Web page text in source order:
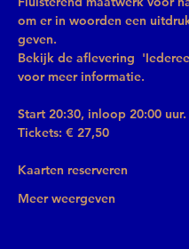
om er in woorden een
geven.
Bekijk de aflevering
voor meer informatie.
Start 20:30, inloop 20:00 uur.
Tickets: € 27,50
Kaarten reserveren
Meer weergeven